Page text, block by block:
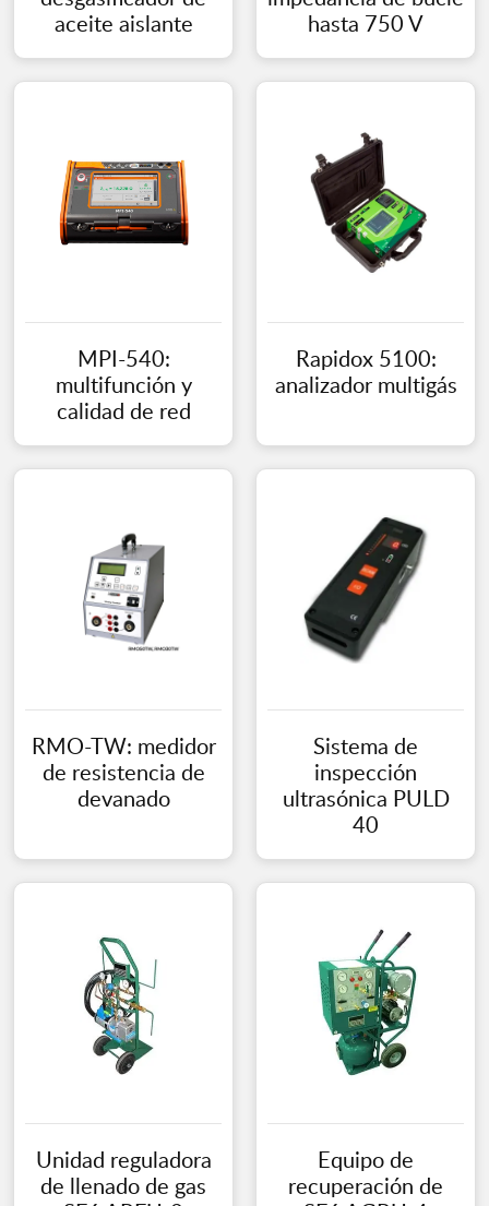
aceite aislante
hasta 750 V
MPI-540:
multifunción y
calidad de red
Rapidox 5100:
analizador multigás
RMO-TW: medidor
de resistencia de
devanado
Sistema de
inspección
ultrasónica PULD
40
Unidad reguladora
de llenado de gas
Equipo de
recuperación de